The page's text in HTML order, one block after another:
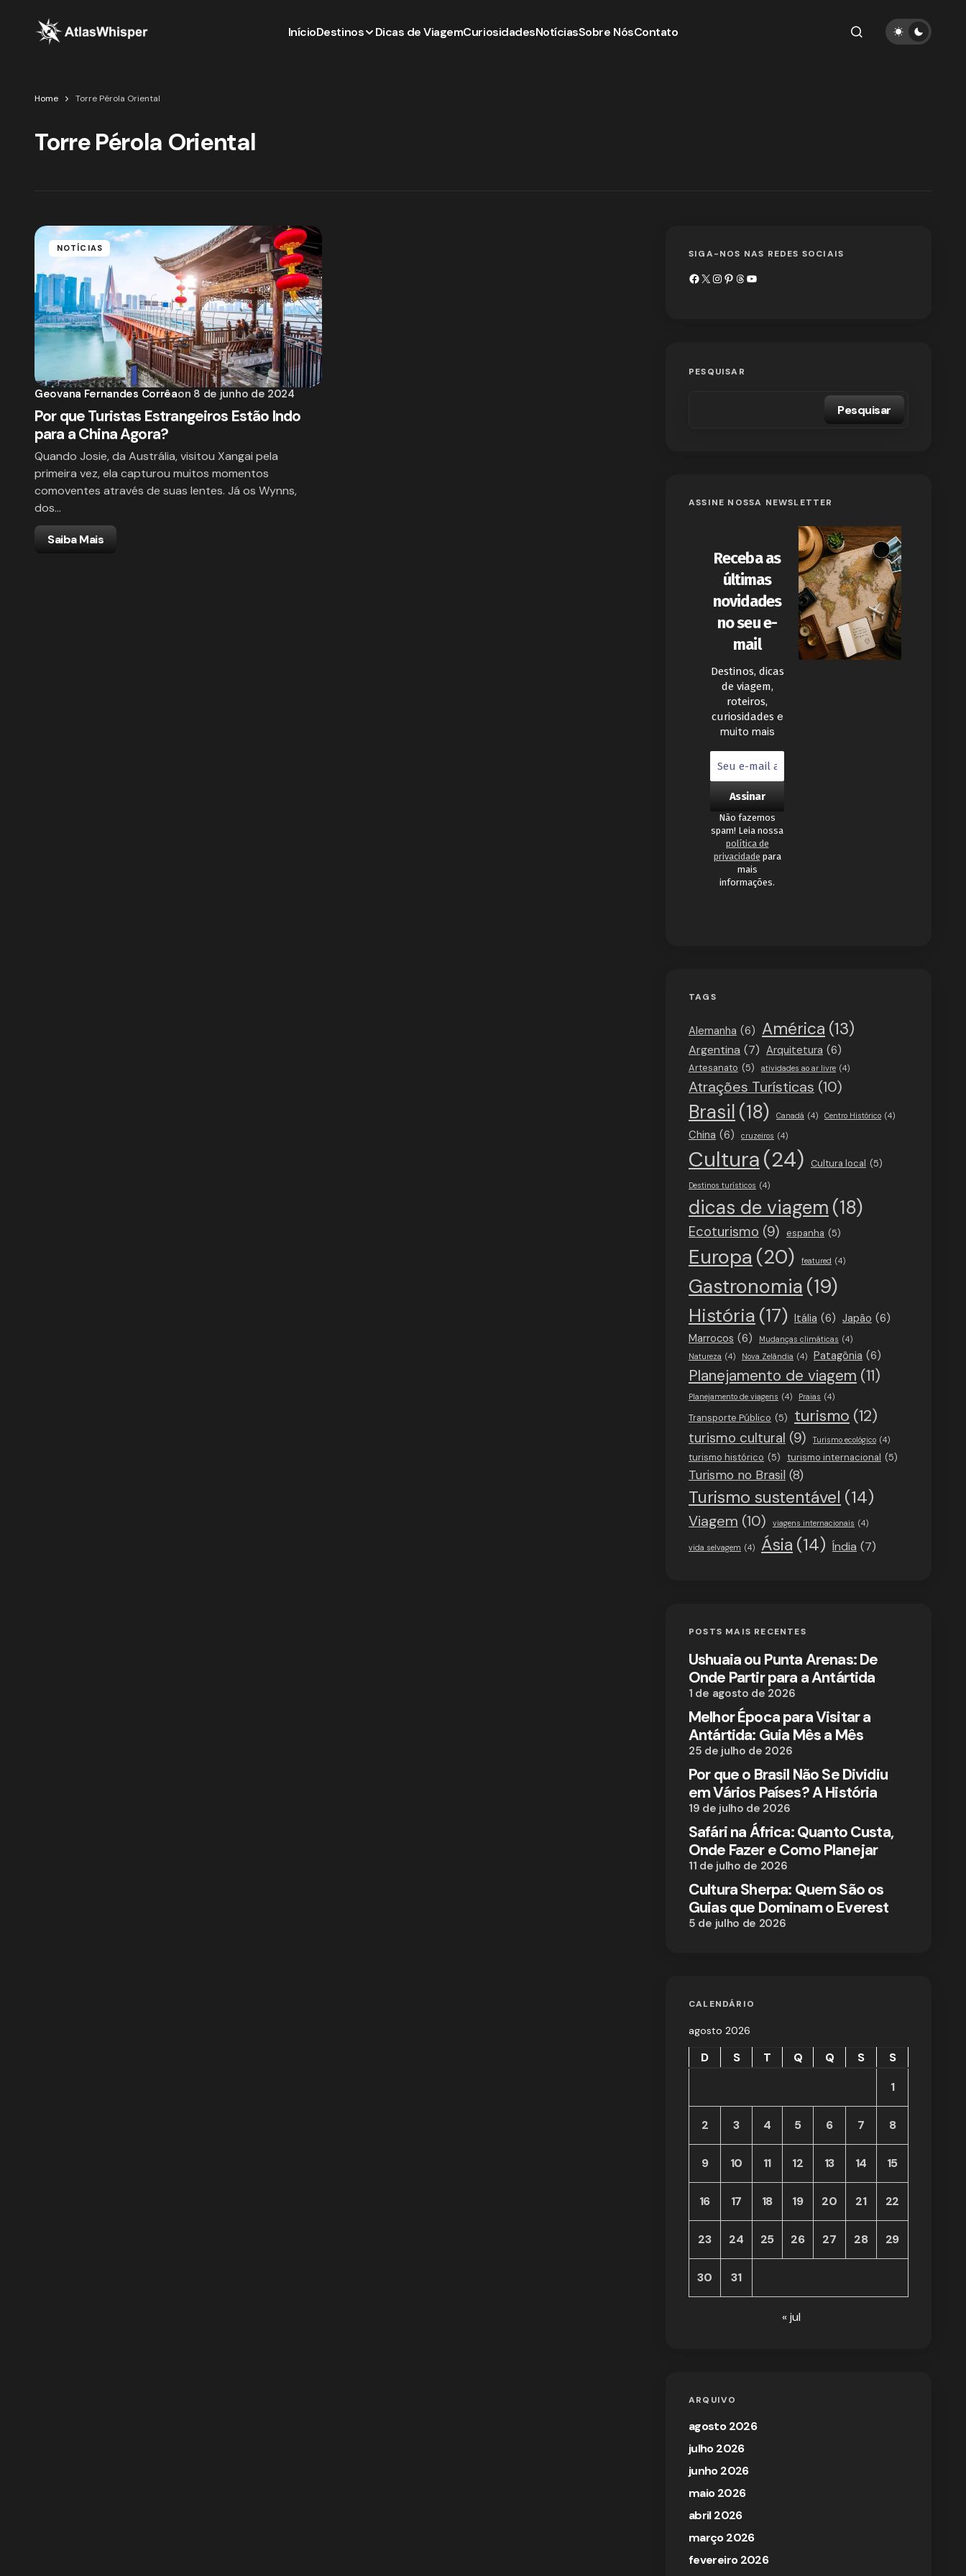
InícioDestinos Dicas de ViagemCuriosidadesNotíciasSobre NósContato
Home Torre Pérola Oriental
Torre Pérola Oriental
NOTÍCIAS
Geovana Fernandes Corrêaon 8 de junho de 2024
Por que Turistas Estrangeiros Estão Indo
para a China Agora?
Quando Josie, da Austrália, visitou Xangai pela
primeira vez, ela capturou muitos momentos
comoventes através de suas lentes. Já os Wynns,
dos…
Saiba Mais
SIGA-NOS NAS REDES SOCIAIS
PESQUISAR
Pesquisar
ASSINE NOSSA NEWSLETTER
Receba as
últimas
novidades
no seu e-
mail
Destinos, dicas
de viagem,
roteiros,
curiosidades e
muito mais
Não fazemos
spam! Leia nossa
política de
privacidade para
mais
informações.
TAGS
Alemanha (6) América (13)
Argentina (7) Arquitetura (6)
Artesanato (5) atividades ao ar livre (4)
Atrações Turísticas (10)
Brasil (18) Canadá (4) Centro Histórico (4)
China (6) cruzeiros (4)
Cultura(24) Cultura local (5)
Destinos turísticos (4)
dicas de viagem (18)
Ecoturismo (9) espanha (5)
Europa (20) featured (4)
Gastronomia (19)
História (17) Itália (6) Japão (6)
Marrocos (6) Mudanças climáticas (4)
Natureza (4) Nova Zelândia (4) Patagônia (6)
Planejamento de viagem (11)
Planejamento de viagens (4) Praias (4)
Transporte Público (5) turismo (12)
turismo cultural (9) Turismo ecológico (4)
turismo histórico (5) turismo internacional (5)
Turismo no Brasil (8)
Turismo sustentável (14)
Viagem (10) viagens internacionais (4)
vida selvagem (4) Ásia (14) Índia (7)
POSTS MAIS RECENTES
Ushuaia ou Punta Arenas: De
Onde Partir para a Antártida
1 de agosto de 2026
Melhor Época para Visitar a
Antártida: Guia Mês a Mês
25 de julho de 2026
Por que o Brasil Não Se Dividiu
em Vários Países? A História
19 de julho de 2026
Safári na África: Quanto Custa,
Onde Fazer e Como Planejar
11 de julho de 2026
Cultura Sherpa: Quem São os
Guias que Dominam o Everest
5 de julho de 2026
CALENDÁRIO
agosto 2026
D S T Q Q S
S
1
2 3 4 5 6 7 8
9 10 11 12 13 14 15
16 17 18 19 20 21 22
23 24 25 26 27 28 29
30 31
« jul
ARQUIVO
agosto 2026
julho 2026
junho 2026
maio 2026
abril 2026
março 2026
fevereiro 2026